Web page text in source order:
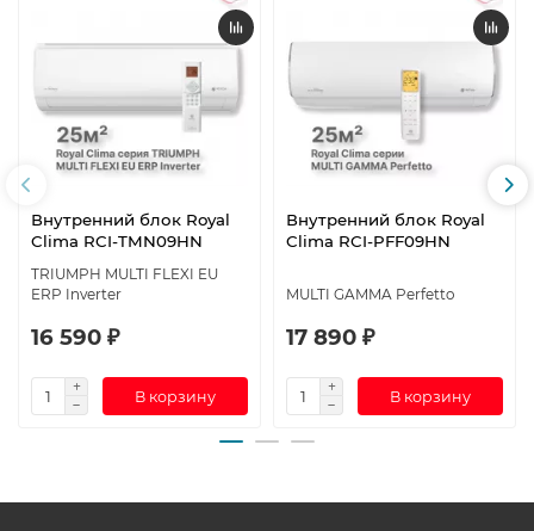
Внутренний блок Royal
Clima RCI-TMN09HN
TRIUMPH MULTI FLEXI EU
ERP Inverter
16 590 ₽
В корзину
Внутренний блок Royal
Clima RCI-PFF09HN
MULTI GAMMA Perfetto
17 890 ₽
В корзину